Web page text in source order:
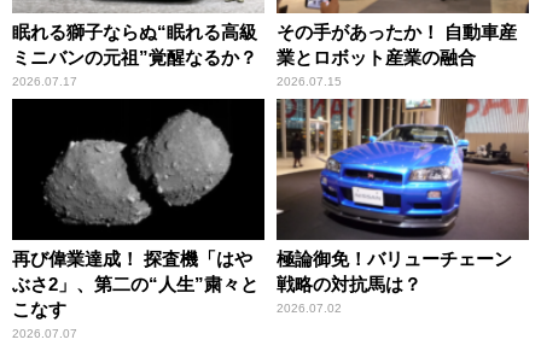
眠れる獅子ならぬ“眠れる高級
ミニバンの元祖”覚醒なるか？
2026.07.17
その手があったか！ 自動車産
業とロボット産業の融合
2026.07.15
再び偉業達成！ 探査機「はや
ぶさ2」、第二の“人生”粛々と
こなす
2026.07.07
極論御免！バリューチェーン
戦略の対抗馬は？
2026.07.02